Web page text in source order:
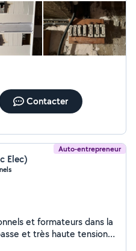
service. Il prend le
ce qui est vraiment
vivement Edvinas pour
Contacter
Auto-entrepreneur
Elec)
et formateurs dans la
et très haute tension.